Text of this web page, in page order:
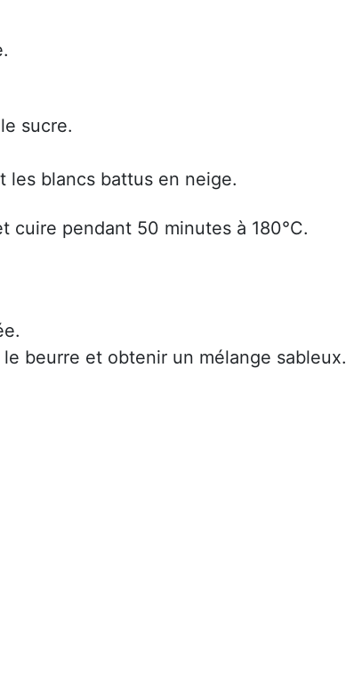
sucre.
les blancs battus en neige.
cuire pendant 50 minutes à 180°C.
beurre et obtenir un mélange sableux.